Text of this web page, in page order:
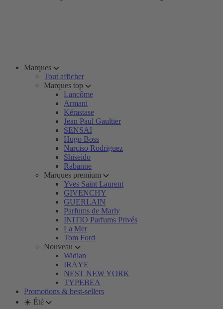
Marques
Tout afficher
Marques top
Lancôme
Armani
Kérastase
Jean Paul Gaultier
SENSAI
Hugo Boss
Narciso Rodriguez
Shiseido
Rabanne
Marques premium
Yves Saint Laurent
GIVENCHY
GUERLAIN
Parfums de Marly
INITIO Parfums Privés
La Mer
Tom Ford
Nouveau
Widian
IRÄYE
NEST NEW YORK
TYPEBEA
Promotions & best-sellers
☀️ Été